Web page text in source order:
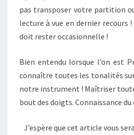
pas transposer votre partition
lecture à vue en dernier recours
doit rester occasionnelle !
Bien entendu lorsque l’on est
connaître toutes les tonalités
notre instrument ! Maîtriser
bout des doigts. Connaissance du
J’espère que cet article vous